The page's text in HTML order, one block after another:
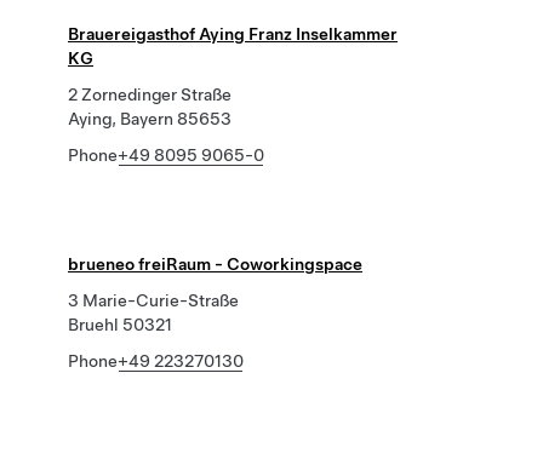
Brauereigasthof Aying Franz Inselkammer
KG
2 Zornedinger Straße
Aying, Bayern 85653
Phone+49 8095 9065-0
brueneo freiRaum - Coworkingspace
3 Marie-Curie-Straße
Bruehl 50321
Phone+49 223270130